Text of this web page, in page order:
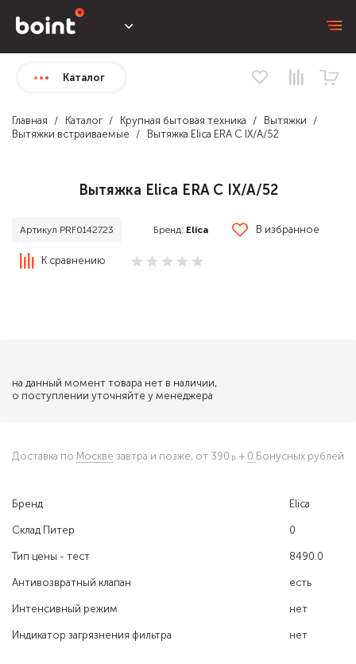
Каталог
Главная Каталог Крупная бытовая техника
Вытяжки
Вытяжки встраиваемые
Вытяжка Elica ERA C IX/A/52
Вытяжка Elica ERA C IX/A/52
Артикул PRF0142723 Бренд: Elica В избранное
К сравнению
Бренд Elica
Склад Питер 0
Тип цены - тест 8490.0
Антивозвратный клапан есть
Интенсивный режим нет
Индикатор загрязнения фильтра нет
на данный момент товара нет в наличии,
о поступлении уточняйте у менеджера
Доставка по Москве завтра и позже, от 390 + 0 Бонусных рублей